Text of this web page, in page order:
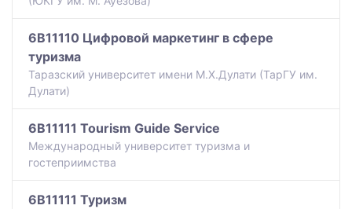
6B11110 Цифровой маркетинг в сфере
туризма
Таразский университет имени М.Х.Дулати (ТарГУ им.
Дулати)
6B11111 Tourism Guide Service
Международный университет туризма и
гостеприимства
6B11111 Туризм